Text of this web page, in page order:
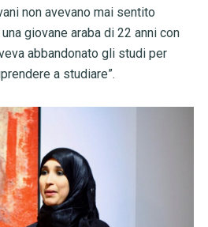
non avevano mai sentito
giovane araba di 22 anni con
abbandonato gli studi per
a studiare”.